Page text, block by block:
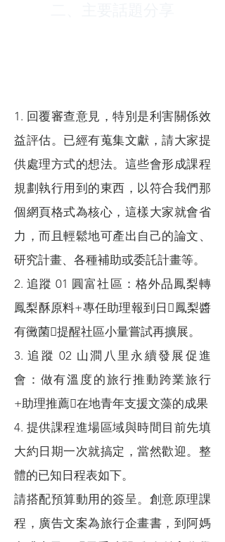
1. 回覆審查意見，特別是利害關係效
益評估。已經有蒐集文獻，請大家提
供處理方式的想法。這些會形成課程
規劃執行用到的東西，以符合我們那
個網頁格式為核心，這樣大家就會省
力，而且輕鬆地可產出自己的論文、
研究計畫、各種補助或委託計畫等。
2. 追蹤 01 圓富社區：格外品鳳梨轉
鳳梨酥原料+專任助理報到日鳳梨醬
有黴菌提醒社區小量嘗試再擴展。
3. 追蹤 02 山澗八里永續發展促進
會：做有溫度的旅行推動跨業旅行
+助理推薦在地青年支援文藻的成果
4. 提供課程進場區域與時間目前先填
大約日期一次就搞定，當然歡迎。整
體的已知日程表如下。
請搭配預算動用的簽呈。創意原理課
程，廣告文案為旅行企畫書，到阿媽